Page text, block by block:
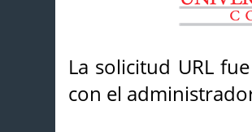
La solicitud URL
con el